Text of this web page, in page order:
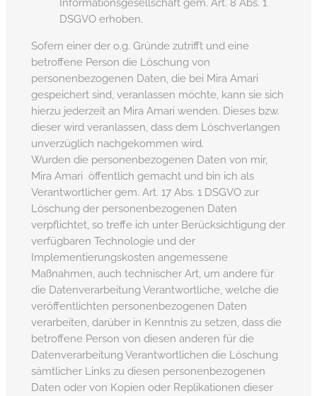
Informationsgesellschaft gem. Art. 8 Abs. 1
DSGVO erhoben.
Sofern einer der o.g. Gründe zutrifft und eine
betroffene Person die Löschung von
personenbezogenen Daten, die bei Mira Amari
gespeichert sind, veranlassen möchte, kann sie sich
hierzu jederzeit an Mira Amari wenden. Dieses bzw.
dieser wird veranlassen, dass dem Löschverlangen
unverzüglich nachgekommen wird.
Wurden die personenbezogenen Daten von mir,
Mira Amari öffentlich gemacht und bin ich als
Verantwortlicher gem. Art. 17 Abs. 1 DSGVO zur
Löschung der personenbezogenen Daten
verpflichtet, so treffe ich unter Berücksichtigung der
verfügbaren Technologie und der
Implementierungskosten angemessene
Maßnahmen, auch technischer Art, um andere für
die Datenverarbeitung Verantwortliche, welche die
veröffentlichten personenbezogenen Daten
verarbeiten, darüber in Kenntnis zu setzen, dass die
betroffene Person von diesen anderen für die
Datenverarbeitung Verantwortlichen die Löschung
sämtlicher Links zu diesen personenbezogenen
Daten oder von Kopien oder Replikationen dieser